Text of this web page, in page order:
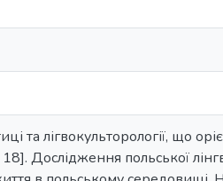
та лігвокульторології, що
Дослідження польської